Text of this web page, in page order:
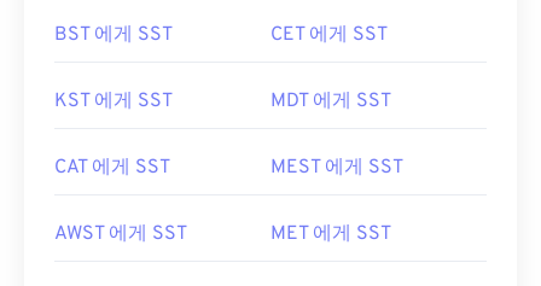
BST 에게 SST CET 에게 SST
KST 에게 SST MDT 에게 SST
CAT 에게 SST MEST 에게 SST
AWST 에게 SST MET 에게 SST